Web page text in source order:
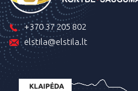
+370 37 205 802
elstila@elstila.lt